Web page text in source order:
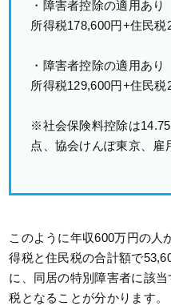
・障害者控除の適用あり
所得税178,600円+住民
・障害者控除の適用あり
所得税129,600円+住民
※社会保険料控除は
点、協会けんぽ東京、雇
このように年収600万円の人
得税と住民税の合計額で
に、同居の特別障害者に該
税となることが分かります。